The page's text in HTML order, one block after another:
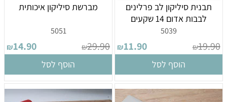
תבנית סיליקון לב פרלינים
לבבות אדום 14 שקעים
5039
₪19.90
₪11.90
הוסף לסל
מברשת סיליקון איכותית
5051
₪29.90
₪14.90
הוסף לסל